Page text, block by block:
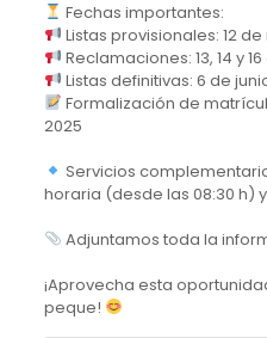
Fechas importantes:
Listas provisionales: 12
Reclamaciones: 13, 14 y
Listas definitivas: 6 de
Formalización de
2025
Servicios
horaria (desde las 08:30 h)
Adjuntamos toda la
¡Aprovecha esta
peque!